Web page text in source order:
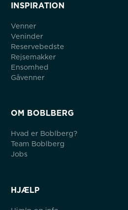
INSPIRATION
Venner
Veninder
Reservebedste
Rejsemakker
Ensomhed
Gåvenner
OM BOBLBERG
Hvad er Boblberg?
Team Boblberg
Jobs
HJÆLP